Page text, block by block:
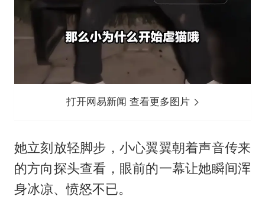
打开网易新闻 查看更多图片
她立刻放轻脚步，小心翼翼朝着声音传来
的方向探头查看，眼前的一幕让她瞬间浑
身冰凉、愤怒不已。